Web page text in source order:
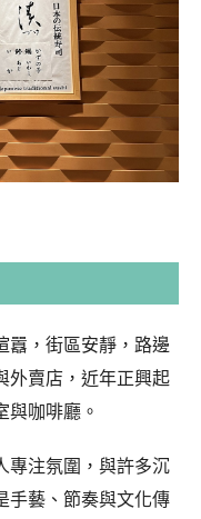
囂，街區安靜，路邊
外賣店，近年正興起
與咖啡廳。
專注氛圍，與許多沉
手藝、節奏與文化傳